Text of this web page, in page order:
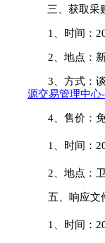
三、获取采
1、 时间 ：
2 、地点：
3、方式：
源交易管理中心-
4、售价：
1、时间：
2、地点：
五、响应文
1、时间：